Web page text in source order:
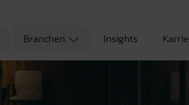
Branchen Insights